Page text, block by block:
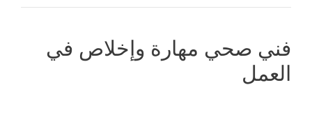
فني صحي مهارة وإخلاص في
العمل